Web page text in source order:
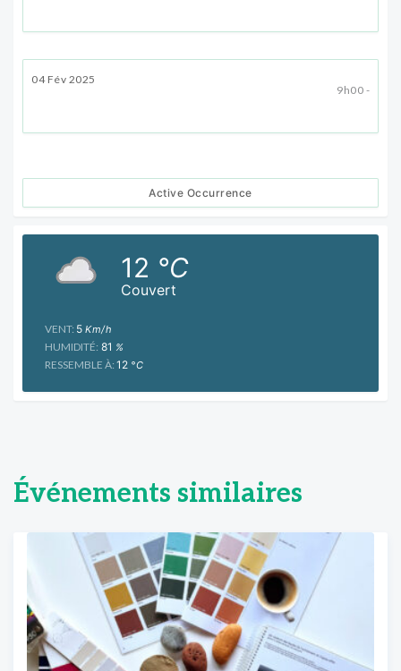
04 Fév 2025
9h00 -
Active Occurrence
Couvert
12 °C
VENT: 5 Km/h
HUMIDITÉ: 81 %
RESSEMBLE À: 12 °C
Événements similaires